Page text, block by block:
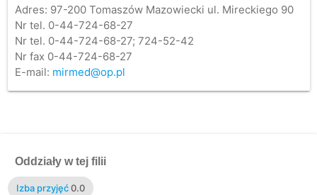
Adres: 97-200 Tomaszów Mazowiecki ul. Mireckiego 90
Nr tel. 0-44-724-68-27
Nr tel. 0-44-724-68-27; 724-52-42
Nr fax 0-44-724-68-27
E-mail: mirmed@op.pl
Oddziały w tej filii
Izba przyjęć 0.0